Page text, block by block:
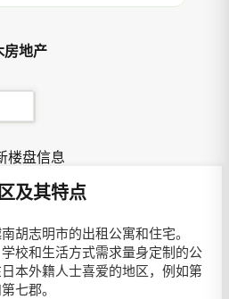
房地产
楼盘信息
及其特点
胡志明市的出租公寓和住宅。
校和生活方式需求量身定制的公
本外籍人士喜爱的地区，例如第
七郡。